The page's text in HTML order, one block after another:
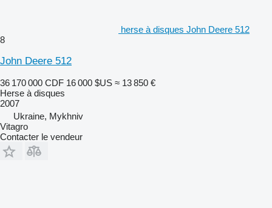
herse à disques John Deere 512
8
John Deere 512
36 170 000 CDF 16 000 $US ≈ 13 850 €
Herse à disques
2007
Ukraine, Mykhniv
Vitagro
Contacter le vendeur